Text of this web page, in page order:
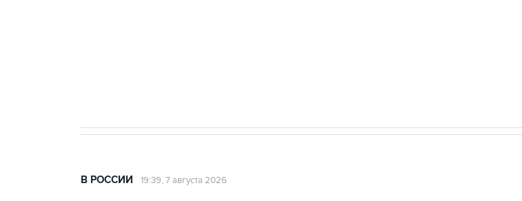
В РОССИИ 19:39, 7 августа 2026